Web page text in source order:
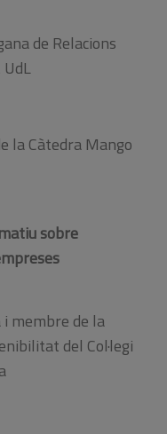
de Relacions
la Càtedra Mango
sobre
i membre de la
del Col·legi